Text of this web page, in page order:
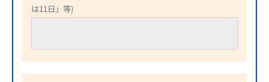
は11日」等)